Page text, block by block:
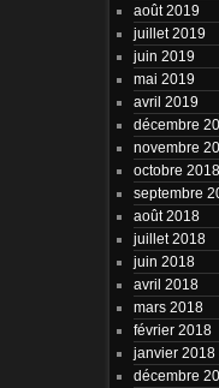
août 2019
juillet 2019
juin 2019
mai 2019
avril 2019
décembre
novembre
octobre 2018
septembre
août 2018
juillet 2018
juin 2018
avril 2018
mars 2018
février 2018
janvier 2018
décembre